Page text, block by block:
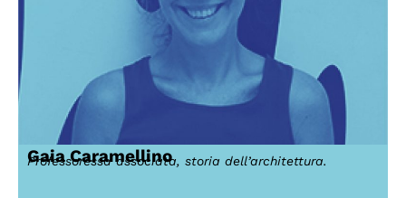
Gaia Caramellino
Professoressa associata, storia dell’architettura.